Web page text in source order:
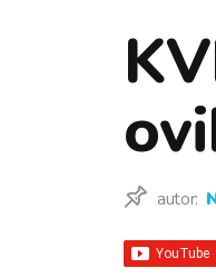
autor: